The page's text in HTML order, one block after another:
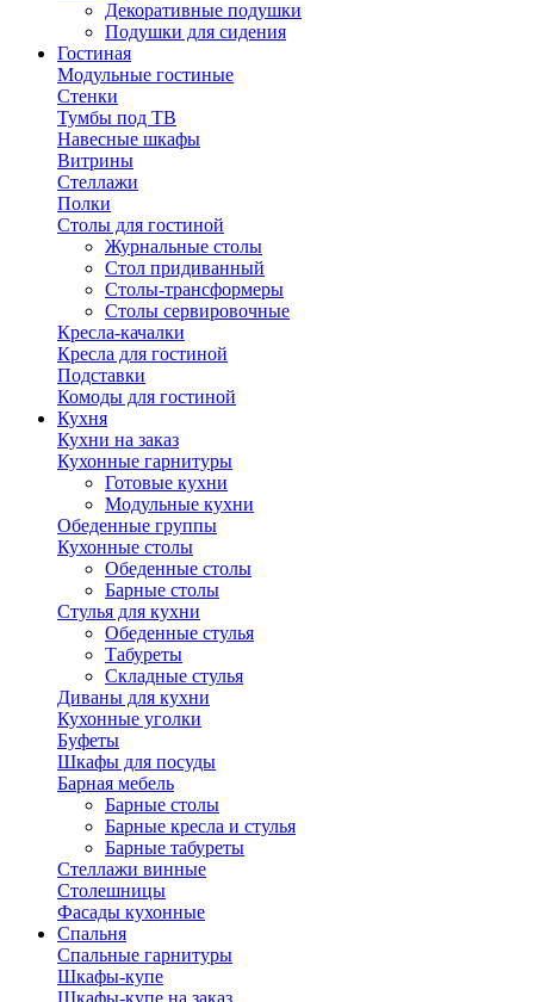
Декоративные подушки
Подушки для сидения
Гостиная
Модульные гостиные
Стенки
Тумбы под ТВ
Навесные шкафы
Витрины
Стеллажи
Полки
Столы для гостиной
Журнальные столы
Стол придиванный
Столы-трансформеры
Столы сервировочные
Кресла-качалки
Кресла для гостиной
Подставки
Комоды для гостиной
Кухня
Кухни на заказ
Кухонные гарнитуры
Готовые кухни
Модульные кухни
Обеденные группы
Кухонные столы
Обеденные столы
Барные столы
Стулья для кухни
Обеденные стулья
Табуреты
Складные стулья
Диваны для кухни
Кухонные уголки
Буфеты
Шкафы для посуды
Барная мебель
Барные столы
Барные кресла и стулья
Барные табуреты
Стеллажи винные
Столешницы
Фасады кухонные
Спальня
Спальные гарнитуры
Шкафы-купе
Шкафы-купе на заказ